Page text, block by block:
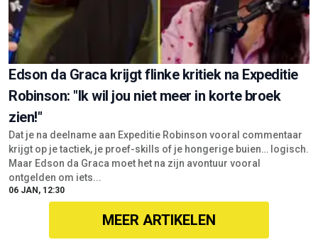
Edson da Graca krijgt flinke kritiek na Expeditie
Robinson: "Ik wil jou niet meer in korte broek
zien!"
Dat je na deelname aan Expeditie Robinson vooral commentaar
krijgt op je tactiek, je proef-skills of je hongerige buien… logisch.
Maar Edson da Graca moet het na zijn avontuur vooral
ontgelden om iets...
06 JAN, 12:30
MEER ARTIKELEN